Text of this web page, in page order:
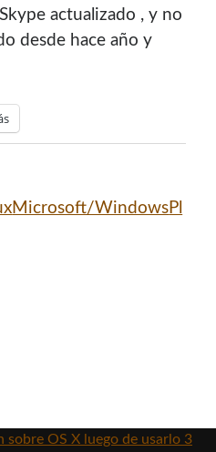
actualizado , y no
desde hace año y
Microsoft/WindowsPl
sobre OS X luego de usarlo 3